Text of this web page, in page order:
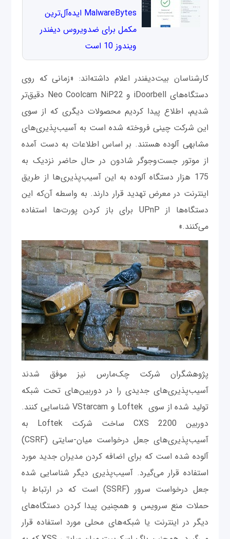
MalwareBytes ایده‌آل‌ترین
مکمل برای ضد‌ویروس دیفندر
ویندوز 10 است
کارشناسان بیت‌دیفندر اعلام داشته‌‌اند: «زمانی که روی
دستگاه‌های iDoorbell و Neo Coolcam NiP22 دقیق‌تر
شدیم، اطلاع پیدا کردیم محصولات دیگری که از سوی
این شرکت چینی فروخته شده است به آسیب‌پذیری‌های
مشابهی آلوده هستند. بر اساس اطلاعات به دست آمده
از موتور جست‌وجوگر شادون در حال حاضر نزدیک به
175 هزار دستگاه آلوده به این آسیب‌پذیری‌ها از طریق
اینترنت در معرض تهدید قرار دارند. به واسطه آن‌که این
دستگاه‌ها از UPnP برای باز کردن پورت‌ها استفاده
می‌کنند.»
پژوهشگران شرکت چک‌مارس نیز موفق شدند
آسیب‌پذیری‌های جدیدی را در دوربین‌های تحت شبکه
تولید شده از سوی Loftek و VStarcam شناسایی کنند.
دوربین CXS 2200 ساخت شرکت Loftek به
آسیب‌پذیری‌های جعل درخواست میان-سایتی (CSRF)
آلوده شده است که برای اضافه کردن مدیران جدید مورد
استفاده قرار می‌گیرد. آسیب‌پذیری دیگر شناسایی شده
جعل درخواست سرور (SSRF) است که در ارتباط با
حملات منع سرویس و همچنین پیدا کردن دستگاه‌های
دیگر در اینترنت یا شبکه‌های محلی مورد استفاده قرار